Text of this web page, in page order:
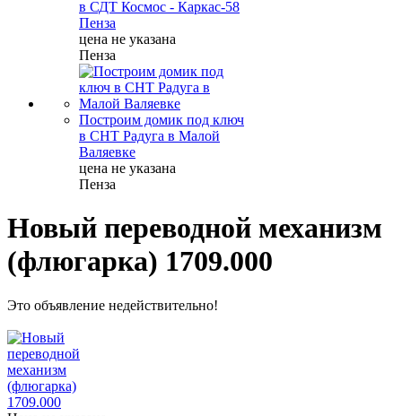
в СДТ Космос - Каркас-58
Пенза
цена не указана
Пенза
Построим домик под ключ
в СНТ Радуга в Малой
Валяевке
цена не указана
Пенза
Новый переводной механизм
(флюгарка) 1709.000
Это объявление недействительно!